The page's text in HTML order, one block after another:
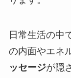
日常生活の中
の内面やエネ
ッセージが隠